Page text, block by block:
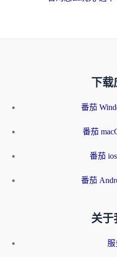
下
番茄
番茄
番茄
番茄
关于